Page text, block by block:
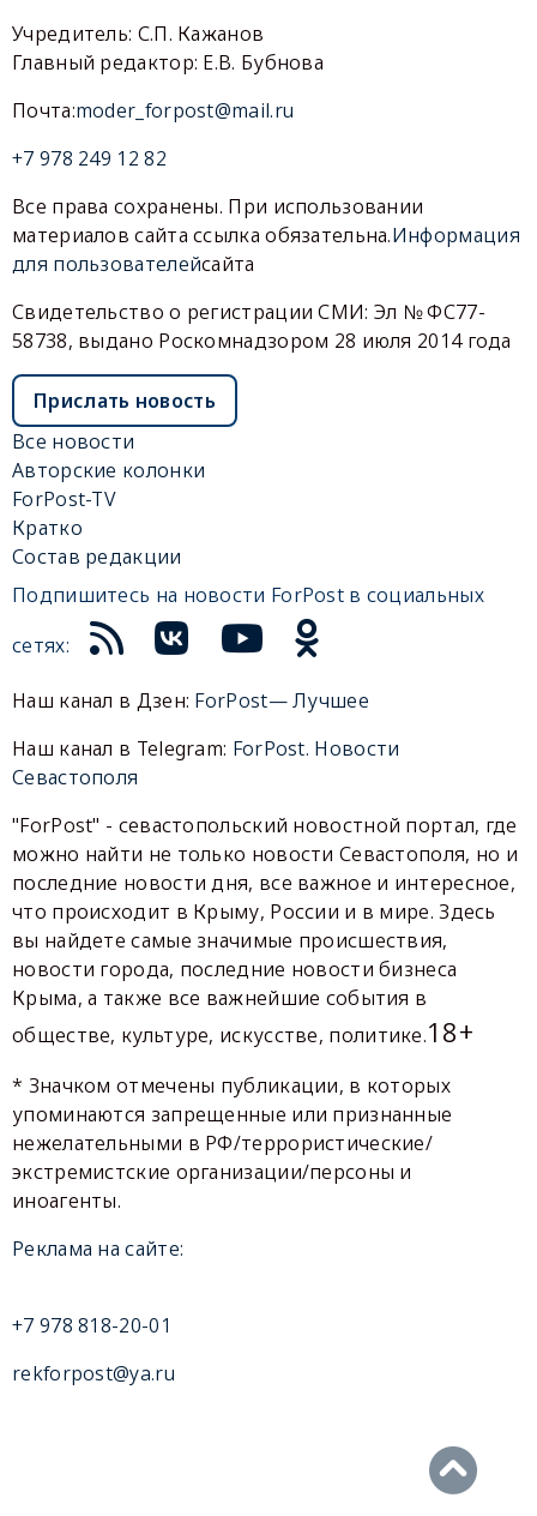
Учредитель: С.П. Кажанов
Главный редактор: Е.В. Бубнова
Почта:moder_forpost@mail.ru
+7 978 249 12 82
Все права сохранены. При использовании
материалов сайта ссылка обязательна.Информация
для пользователейсайта
Свидетельство о регистрации СМИ: Эл № ФС77-
58738, выдано Роскомнадзором 28 июля 2014 года
Прислать новость
Все новости
Авторские колонки
ForPost-TV
Кратко
Состав редакции
Подпишитесь на новости ForPost в социальных
сетях:
Наш канал в Дзен: ForPost— Лучшее
Наш канал в Telegram: ForPost. Новости
Севастополя
"ForPost" - севастопольский новостной портал, где
можно найти не только новости Севастополя, но и
последние новости дня, все важное и интересное,
что происходит в Крыму, России и в мире. Здесь
вы найдете самые значимые происшествия,
новости города, последние новости бизнеса
Крыма, а также все важнейшие события в
обществе, культуре, искусстве, политике.18+
* Значком отмечены публикации, в которых
упоминаются запрещенные или признанные
нежелательными в РФ/террористические/
экстремистские организации/персоны и
иноагенты.
Реклама на сайте:
+7 978 818-20-01
rekforpost@ya.ru